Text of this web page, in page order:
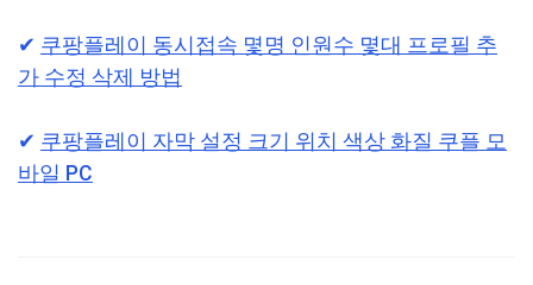
✔︎ 쿠팡플레이 동시접속 몇명 인원수 몇대 프로필 추
가 수정 삭제 방법
✔︎ 쿠팡플레이 자막 설정 크기 위치 색상 화질 쿠플 모
바일 PC